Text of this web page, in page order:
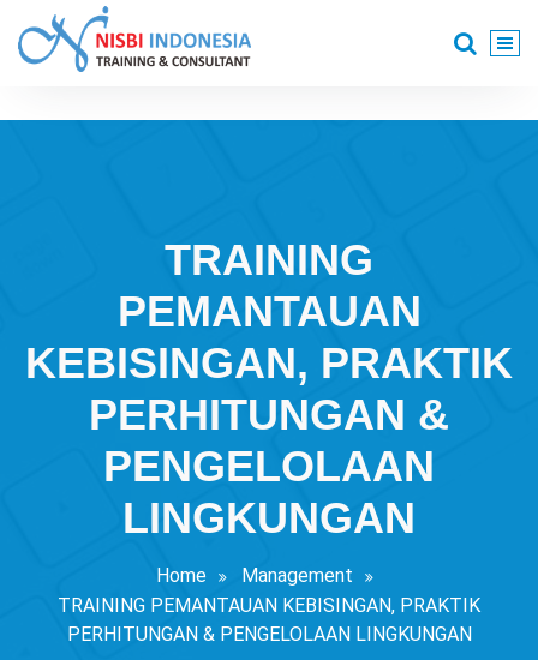
content
TRAINING
PEMANTAUAN
KEBISINGAN, PRAKTIK
PERHITUNGAN &
PENGELOLAAN
LINGKUNGAN
Home
Management
TRAINING PEMANTAUAN KEBISINGAN, PRAKTIK
PERHITUNGAN & PENGELOLAAN LINGKUNGAN